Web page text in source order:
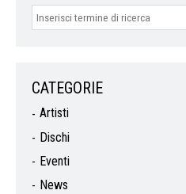
CATEGORIE
Artisti
Dischi
Eventi
News